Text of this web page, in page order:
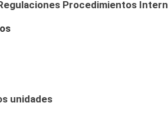
Procedimientos
unidades